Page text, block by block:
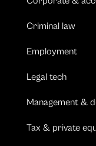
Criminal law
Employment
Legal tech
Management &
Tax & private